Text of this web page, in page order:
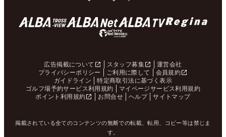
広告掲載について スタッフ募集
運営会社
プライバシーポリシー
ご利用に際して
会員規約
ガイドライン
特定商取引法に基づく表示
ゴルフ場予約サービス利用規約
マイページサービス利用規約
ポイント利用規約
お問合せ ヘルプ サイトマップ
掲載されている全てのコンテンツの無断での転載、転用、コピー等は禁じま
す。